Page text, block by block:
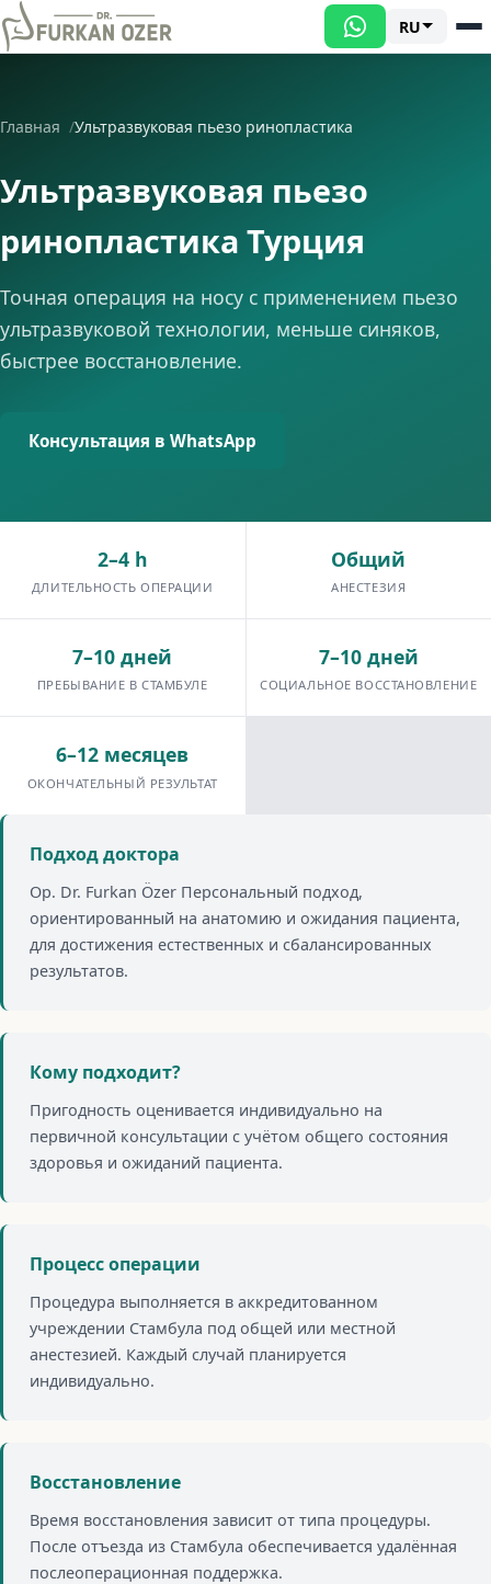
RU
Главная Ультразвуковая пьезо ринопластика
Ультразвуковая пьезо
ринопластика Турция
Точная операция на носу с применением пьезо
ультразвуковой технологии, меньше синяков,
быстрее восстановление.
Консультация в WhatsApp
2–4 h
ДЛИТЕЛЬНОСТЬ ОПЕРАЦИИ
Общий
АНЕСТЕЗИЯ
7–10 дней
ПРЕБЫВАНИЕ В СТАМБУЛЕ
7–10 дней
СОЦИАЛЬНОЕ ВОССТАНОВЛЕНИЕ
6–12 месяцев
ОКОНЧАТЕЛЬНЫЙ РЕЗУЛЬТАТ
Подход доктора
Op. Dr. Furkan Özer Персональный подход,
ориентированный на анатомию и ожидания пациента,
для достижения естественных и сбалансированных
результатов.
Кому подходит?
Пригодность оценивается индивидуально на
первичной консультации с учётом общего состояния
здоровья и ожиданий пациента.
Процесс операции
Процедура выполняется в аккредитованном
учреждении Стамбула под общей или местной
анестезией. Каждый случай планируется
индивидуально.
Восстановление
Время восстановления зависит от типа процедуры.
После отъезда из Стамбула обеспечивается удалённая
послеоперационная поддержка.